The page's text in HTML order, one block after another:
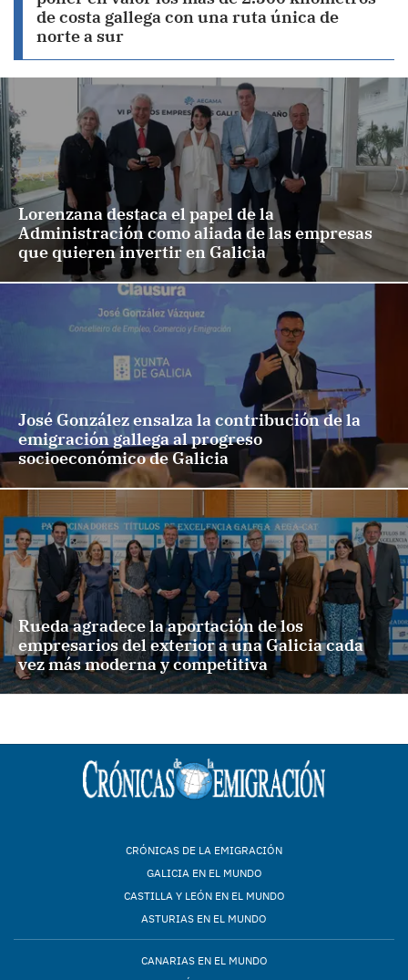
de costa gallega con una ruta única de
norte a sur
Lorenzana destaca el papel de la
Administración como aliada de las empresas
que quieren invertir en Galicia
José González ensalza la contribución de la
emigración gallega al progreso
socioeconómico de Galicia
Rueda agradece la aportación de los
empresarios del exterior a una Galicia cada
vez más moderna y competitiva
CRÓNICAS DE LA EMIGRACIÓN
GALICIA EN EL MUNDO
CASTILLA Y LEÓN EN EL MUNDO
ASTURIAS EN EL MUNDO
CANARIAS EN EL MUNDO